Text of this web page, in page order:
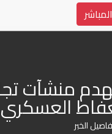
العسكري
الخبر